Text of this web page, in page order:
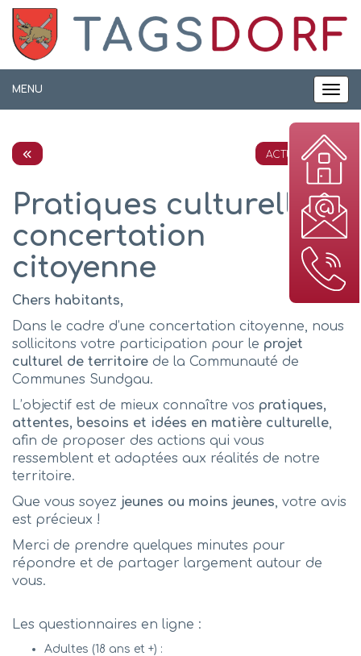
MENU
ACTUALITÉS
Pratiques culturelles :
concertation
citoyenne
Chers habitants,
Dans le cadre d’une concertation citoyenne, nous
sollicitons votre participation pour le projet
culturel de territoire de la Communauté de
Communes Sundgau.
L’objectif est de mieux connaître vos pratiques,
attentes, besoins et idées en matière culturelle,
afin de proposer des actions qui vous
ressemblent et adaptées aux réalités de notre
territoire.
Que vous soyez jeunes ou moins jeunes, votre avis
est précieux !
Merci de prendre quelques minutes pour
répondre et de partager largement autour de
vous.
Les questionnaires en ligne :
Adultes (18 ans et +) :
Panneau de gestion des cookies